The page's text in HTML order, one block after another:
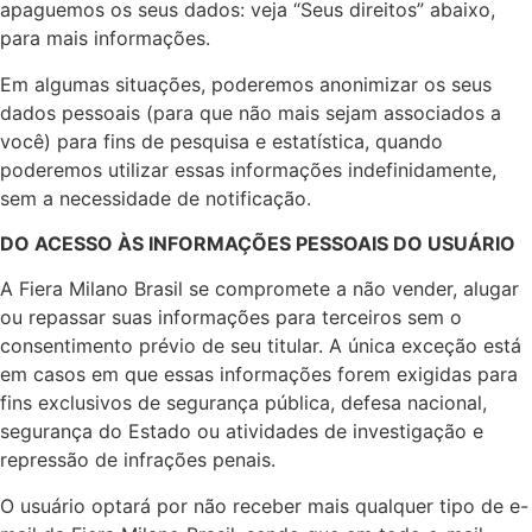
apaguemos os seus dados: veja “Seus direitos” abaixo,
para mais informações.
Em algumas situações, poderemos anonimizar os seus
dados pessoais (para que não mais sejam associados a
você) para fins de pesquisa e estatística, quando
poderemos utilizar essas informações indefinidamente,
sem a necessidade de notificação.
DO ACESSO ÀS INFORMAÇÕES PESSOAIS DO USUÁRIO
A Fiera Milano Brasil se compromete a não vender, alugar
ou repassar suas informações para terceiros sem o
consentimento prévio de seu titular. A única exceção está
em casos em que essas informações forem exigidas para
fins exclusivos de segurança pública, defesa nacional,
segurança do Estado ou atividades de investigação e
repressão de infrações penais.
O usuário optará por não receber mais qualquer tipo de e-